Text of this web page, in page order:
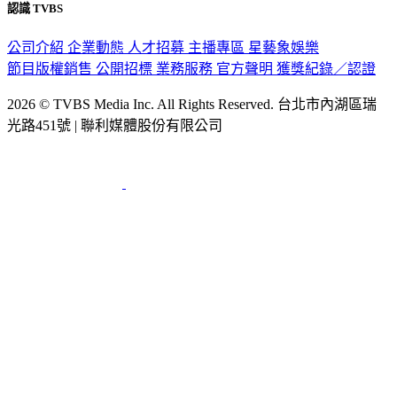
認識 TVBS
公司介紹 企業動態 人才招募 主播專區 星藝象娛樂
節目版權銷售 公開招標 業務服務 官方聲明 獲獎紀錄／認證
2026 © TVBS Media Inc. All Rights Reserved. 台北市內湖區瑞
光路451號 | 聯利媒體股份有限公司